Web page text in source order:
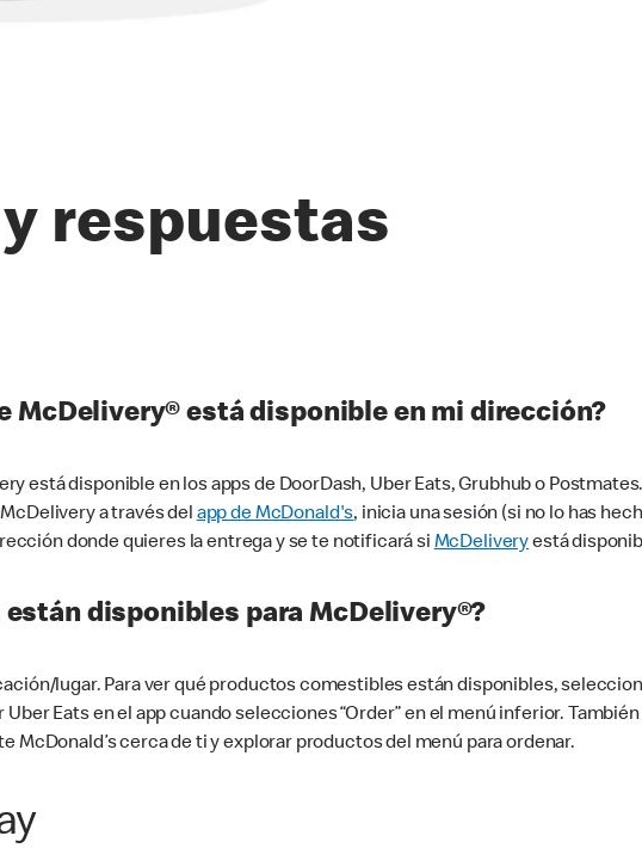
respuestas
McDelivery® está disponible en mi dirección?
está disponible en los apps de DoorDash, Uber Eats, Grubhub o
a través del app de McDonald's, inicia una sesión (si no lo has
donde quieres la entrega y se te notificará si McDeliveryestá
disponibles para McDelivery®?
lugar. Para ver qué productos comestibles están disponibles,
Eats en el app cuando selecciones “Order” en el menú inferior.
McDonald’s cerca de ti y explorar productos del menú para ordenar.